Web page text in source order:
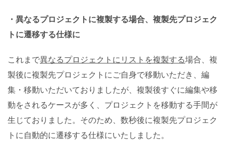
・異なるプロジェクトに複製する場合、複製先プロジェク
トに遷移する仕様に
これまで異なるプロジェクトにリストを複製する場合、複
製後に複製先プロジェクトにご自身で移動いただき、編
集・移動いただいておりましたが、複製後すぐに編集や移
動をされるケースが多く、プロジェクトを移動する手間が
生じておりました。そのため、数秒後に複製先プロジェク
トに自動的に遷移する仕様にいたしました。